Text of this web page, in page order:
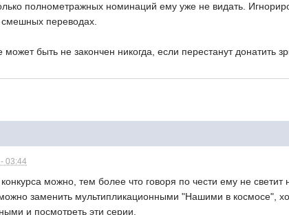
полнометражных номинаций ему уже не видать.
смешных переводах.
быть не закончен никогда, если перестанут донатить
03:44
конкурса можно, тем более что говоря по чести ему не
заменить мультипликационными "Нашими в космосе",
и посмотреть эти серии.